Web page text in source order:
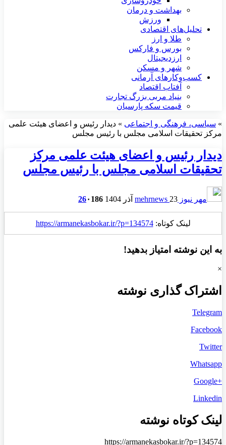
بهداشت و درمان
ورزش
تحلیل‌های اقتصادی
طلا و ارز
بورس و فارکس
ارزدیجیتال
شهر و مسکن
کسب‌وکارهای آرمانی
آفتاب اقتصاد
بنیاد مربی بزرگ تجارت
قیمت سکه پارسیان
» سیاسی، فرهنگی و اجتماعی » دیدار رئیس و اعضای هیئت علمی
مرکز تحقیقات اسلامی مجلس با رئیس مجلس
دیدار رئیس و اعضای هیئت علمی مرکز
تحقیقات اسلامی مجلس با رئیس مجلس
مهر نیوز mehrnews 23 آذر 1404 26۰ 186
لینک کوتاه:https://armanekasbokar.ir/?p=134574
به این نوشته امتیاز بدهید!
×
اشتراک گذاری نوشته
Telegram
Facebook
Twitter
Whatsapp
+Google
Linkedin
لینک کوتاه نوشته
https://armanekasbokar.ir/?p=134574